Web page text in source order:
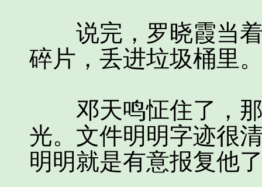
说完，罗晓霞当着
碎片，丢进垃圾桶里
邓天鸣怔住了，那
光。文件明明字迹很
明明就是有意报复他